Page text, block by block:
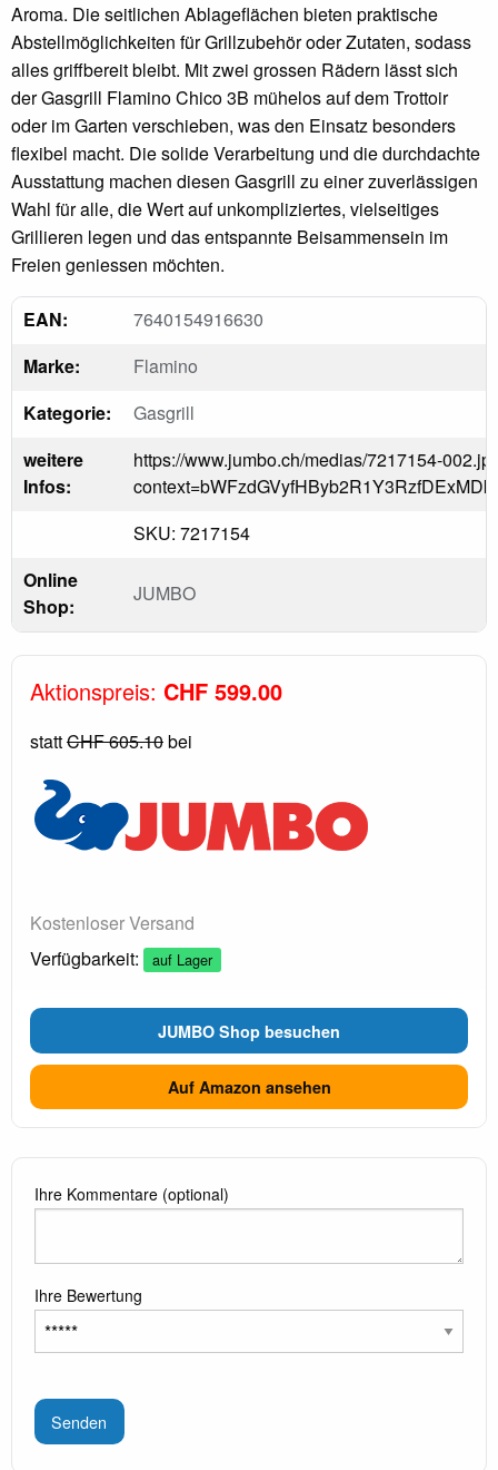
Aroma. Die seitlichen Ablageflächen bieten praktische
Abstellmöglichkeiten für Grillzubehör oder Zutaten, sodass
alles griffbereit bleibt. Mit zwei grossen Rädern lässt sich
der Gasgrill Flamino Chico 3B mühelos auf dem Trottoir
oder im Garten verschieben, was den Einsatz besonders
flexibel macht. Die solide Verarbeitung und die durchdachte
Ausstattung machen diesen Gasgrill zu einer zuverlässigen
Wahl für alle, die Wert auf unkompliziertes, vielseitiges
Grillieren legen und das entspannte Beisammensein im
Freien geniessen möchten.
EAN:
7640154916630
Marke:
Flamino
Kategorie:
Gasgrill
weitere
Infos:
https://www.jumbo.ch/medias/7217154-
SKU: 7217154
Online
Shop:
JUMBO
Aktionspreis: CHF 599.00
stattCHF 605.10bei
Kostenloser Versand
Verfügbarkeit:
auf Lager
JUMBO Shop besuchen
Auf Amazon ansehen
Ihre Kommentare (optional)
Ihre Bewertung
Senden